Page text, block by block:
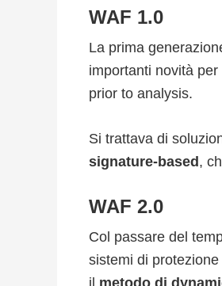
WAF 1.0
La prima
importanti novità
prior to analysis.
Si trattava di
signature-based ,
WAF 2.0
Col passare del
sistemi di
il metodo di